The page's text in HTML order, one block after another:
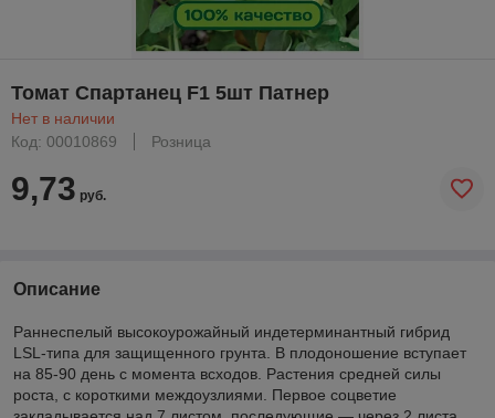
Томат Спартанец F1 5шт Патнер
Нет в наличии
Код: 00010869
Розница
9,73 руб.
Описание
Раннеспелый высокоурожайный индетерминантный гибрид
LSL-типа для защищенного грунта. В плодоношение вступает
на 85-90 день с момента всходов. Растения средней силы
роста, с короткими междоузлиями. Первое соцветие